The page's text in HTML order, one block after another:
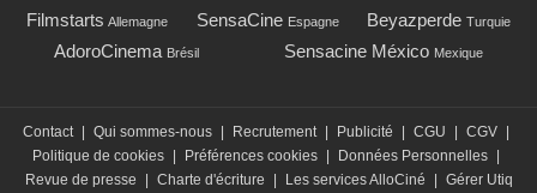
Filmstarts Allemagne SensaCine Espagne Beyazperde Turquie
AdoroCinema Brésil Sensacine México Mexique
Contact | Qui sommes-nous | Recrutement | Publicité | CGU | CGV |
Politique de cookies | Préférences cookies | Données Personnelles |
Revue de presse
| Charte d'écriture | Les services AlloCiné | Gérer Utiq